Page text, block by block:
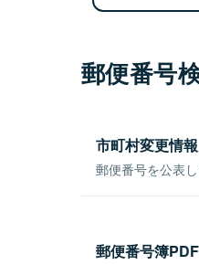
郵便番号
市町村変更情報
郵便番号を公表
郵便番号簿